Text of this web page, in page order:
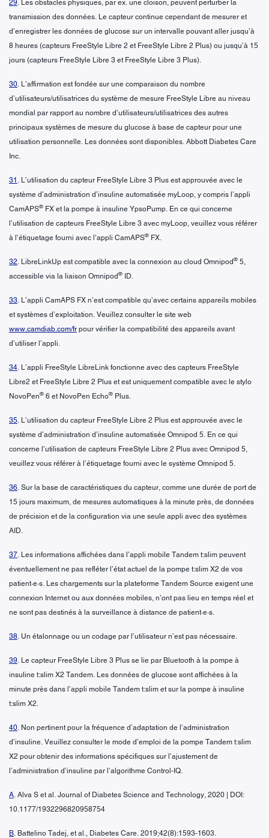
29. Les obstacles physiques, par ex. une cloison, peuvent perturber la
transmission des données. Le capteur continue cependant de mesurer et
d’enregistrer les données de glucose sur un intervalle pouvant aller jusqu’à
8 heures (capteurs FreeStyle Libre 2 et FreeStyle Libre 2 Plus) ou jusqu’à 15
jours (capteurs FreeStyle Libre 3 et FreeStyle Libre 3 Plus).
30. L’affirmation est fondée sur une comparaison du nombre
d’utilisateurs/utilisatrices du système de mesure FreeStyle Libre au niveau
mondial par rapport au nombre d’utilisateurs/utilisatrices des autres
principaux systèmes de mesure du glucose à base de capteur pour une
utilisation personnelle. Les données sont disponibles. Abbott Diabetes Care
Inc.
31 . L’utilisation du capteur FreeStyle Libre 3 Plus est approuvée avec le
système d’administration d’insuline automatisée myLoop, y compris l’appli
CamAPS® FX et la pompe à insuline YpsoPump. En ce qui concerne
l’utilisation de capteurs FreeStyle Libre 3 avec myLoop, veuillez vous référer
à l’étiquetage fourni avec l’appli CamAPS® FX.
32. LibreLinkUp est compatible avec la connexion au cloud Omnipod® 5,
accessible via la liaison Omnipod® ID.
33. L’appli CamAPS FX n’est compatible qu’avec certains appareils mobiles
et systèmes d’exploitation. Veuillez consulter le site web
www.camdiab.com/fr pour vérifier la compatibilité des appareils avant
d’utiliser l’appli.
34. L’appli FreeStyle LibreLink fonctionne avec des capteurs FreeStyle
Libre2 et FreeStyle Libre 2 Plus et est uniquement compatible avec le stylo
NovoPen® 6 et NovoPen Echo® Plus.
35. L’utilisation du capteur FreeStyle Libre 2 Plus est approuvée avec le
système d’administration d’insuline automatisée Omnipod 5. En ce qui
concerne l’utilisation de capteurs FreeStyle Libre 2 Plus avec Omnipod 5,
veuillez vous référer à l’étiquetage fourni avec le système Omnipod 5.
36. Sur la base de caractéristiques du capteur, comme une durée de port de
15 jours maximum, de mesures automatiques à la minute près, de données
de précision et de la configuration via une seule appli avec des systèmes
AID.
37. Les informations affichées dans l’appli mobile Tandem t:slim peuvent
éventuellement ne pas refléter l’état actuel de la pompe t:slim X2 de vos
patient·e·s. Les chargements sur la plateforme Tandem Source exigent une
connexion Internet ou aux données mobiles, n’ont pas lieu en temps réel et
ne sont pas destinés à la surveillance à distance de patient·e·s.
38. Un étalonnage ou un codage par l’utilisateur n’est pas nécessaire.
39. Le capteur FreeStyle Libre 3 Plus se lie par Bluetooth à la pompe à
insuline t:slim X2 Tandem. Les données de glucose sont affichées à la
minute près dans l’appli mobile Tandem t:slim et sur la pompe à insuline
t:slim X2.
40. Non pertinent pour la fréquence d’adaptation de l’administration
d’insuline. Veuillez consulter le mode d’emploi de la pompe Tandem t:slim
X2 pour obtenir des informations spécifiques sur l’ajustement de
l’administration d’insuline par l’algorithme Control-IQ.
A. Alva S et al. Journal of Diabetes Science and Technology, 2020 | DOI:
10.1177/1932296820958754
B. Battelino Tadej, et al., Diabetes Care. 2019;42(8):1593-1603.